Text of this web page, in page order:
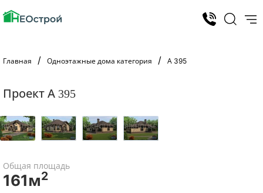
Главная Одноэтажные дома категория А 395
Проект А 395
Общая площадь
161м2